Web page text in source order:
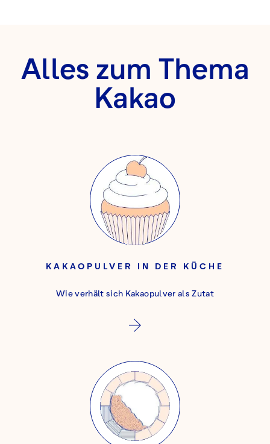
Alles zum Thema
Kakao
KAKAOPULVER IN DER KÜCHE
Wie verhält sich Kakaopulver als Zutat